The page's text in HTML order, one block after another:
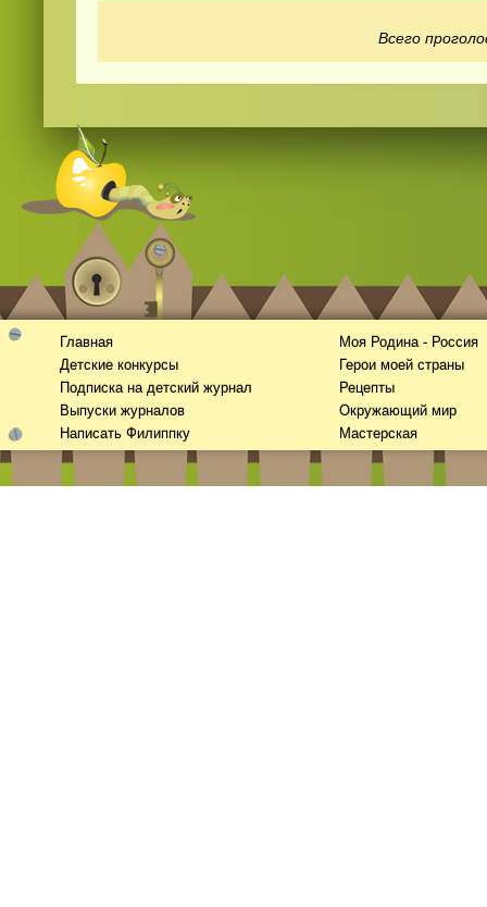
Всего
Главная
Детские конкурсы
Подписка на детский журнал
Выпуски журналов
Написать Филиппку
Моя Родина - Россия
Герои моей страны
Рецепты
Окружающий мир
Мастерская
Смотретьвидеоонлайн